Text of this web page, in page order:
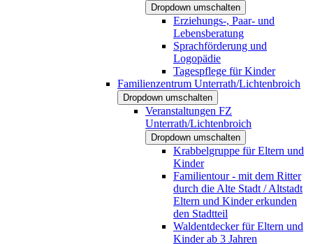
Dropdown umschalten
Erziehungs-, Paar- und
Lebensberatung
Sprachförderung und
Logopädie
Tagespflege für Kinder
Familienzentrum Unterrath/Lichtenbroich
Dropdown umschalten
Veranstaltungen FZ
Unterrath/Lichtenbroich
Dropdown umschalten
Krabbelgruppe für Eltern und
Kinder
Familientour - mit dem Ritter
durch die Alte Stadt / Altstadt
Eltern und Kinder erkunden
den Stadtteil
Waldentdecker für Eltern und
Kinder ab 3 Jahren